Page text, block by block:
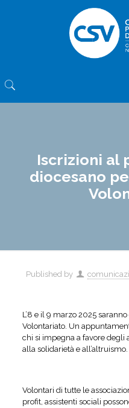
Iscrizioni al
diocesano
Published by
L’8 e il 9 marzo 2025
Volontariato. Un
chi si impegna a favore degli
alla solidarietà e all’altruismo.
Volontari di tutte le
profit, assistenti sociali